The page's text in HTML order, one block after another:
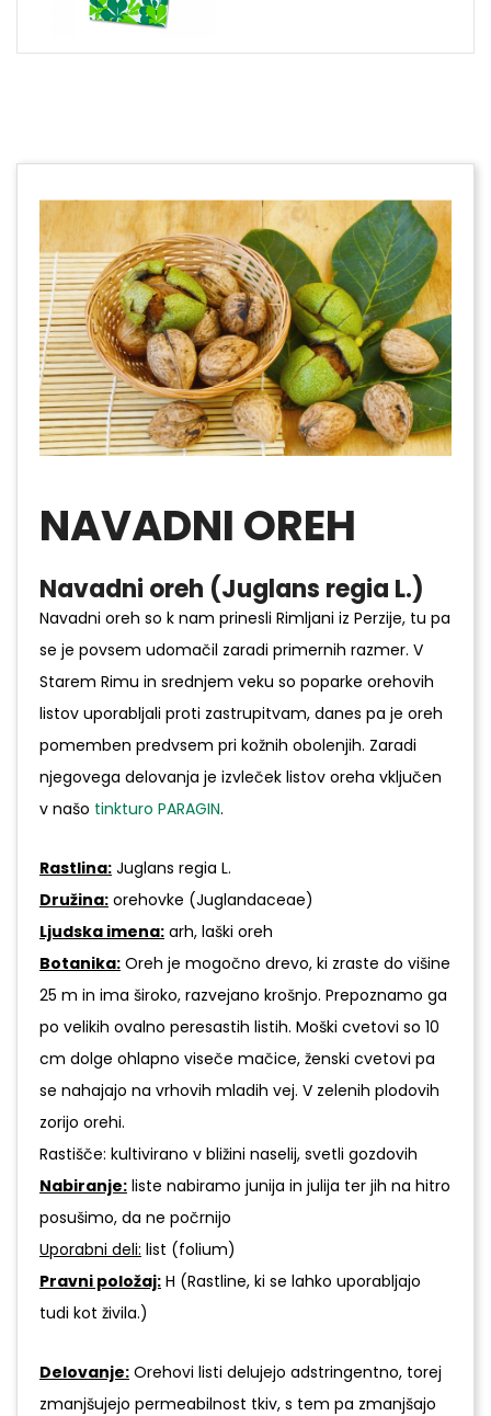
NAVADNI OREH
Navadni oreh (Juglans regia L.)
Navadni oreh so k nam prinesli Rimljani iz Perzije, tu pa
se je povsem udomačil zaradi primernih razmer. V
Starem Rimu in srednjem veku so poparke orehovih
listov uporabljali proti zastrupitvam, danes pa je oreh
pomemben predvsem pri kožnih obolenjih. Zaradi
njegovega delovanja je izvleček listov oreha vključen
v našo tinkturo PARAGIN.
Rastlina: Juglans regia L.
Družina: orehovke (Juglandaceae)
Ljudska imena: arh, laški oreh
Botanika: Oreh je mogočno drevo, ki zraste do višine
25 m in ima široko, razvejano krošnjo. Prepoznamo ga
po velikih ovalno peresastih listih. Moški cvetovi so 10
cm dolge ohlapno viseče mačice, ženski cvetovi pa
se nahajajo na vrhovih mladih vej. V zelenih plodovih
zorijo orehi.
Rastišče: kultivirano v bližini naselij, svetli gozdovih
Nabiranje: liste nabiramo junija in julija ter jih na hitro
posušimo, da ne počrnijo
Uporabni deli: list (folium)
Pravni položaj: H (Rastline, ki se lahko uporabljajo
tudi kot živila.)
Delovanje: Orehovi listi delujejo adstringentno, torej
zmanjšujejo permeabilnost tkiv, s tem pa zmanjšajo